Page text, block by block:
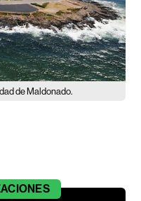
de Maldonado.